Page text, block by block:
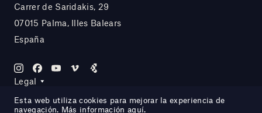
Carrer de Saridakis, 29
07015 Palma, Illes Balears
España
Legal
Esta web utiliza cookies para mejorar la experiencia de
navegación. Más información aquí.